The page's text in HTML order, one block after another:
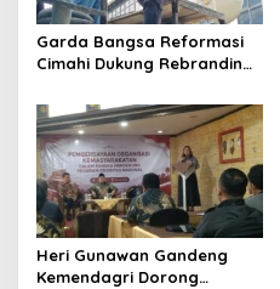
Garda Bangsa Reformasi
Cimahi Dukung Rebranding
Harus Diikuti Reformasi
Pelayanan
Heri Gunawan Gandeng
Kemendagri Dorong